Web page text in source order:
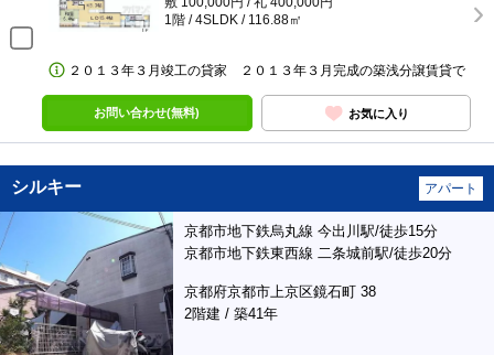
1階 / 4SLDK / 116.88㎡
２０１３年３月竣工の貸家 ２０１３年３月完成の築浅分譲賃貸で
お問い合わせ(無料) お気に入り
シルキー アパート
京都市地下鉄烏丸線 今出川駅/徒歩15分
京都市地下鉄東西線 二条城前駅/徒歩20分
京都府京都市上京区鏡石町 38
2階建 / 築41年